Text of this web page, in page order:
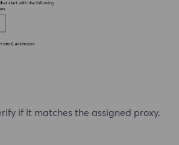
if it matches the assigned proxy.